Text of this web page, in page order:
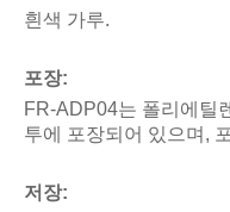
흰색 가루.
포장:
FR-ADP04는 폴리에틸
투에 포장되어 있으며,
저장: